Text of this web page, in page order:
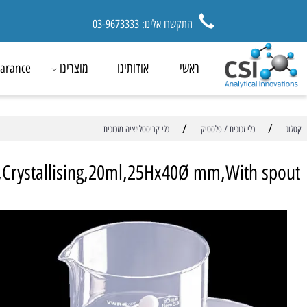
התקשרו אלינו: 03-9673333
ראשי אודותינו מוצרינו Clearance
כלי זכוכית / פלסטיק / כלי קריסטליזציה מזכוכית
mm,With